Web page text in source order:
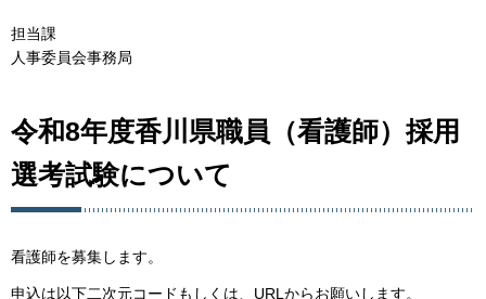
担当課
人事委員会事務局
令和8年度香川県職員（看護師）採用
選考試験について
看護師を募集します。
申込は以下二次元コードもしくは、URLからお願いします。